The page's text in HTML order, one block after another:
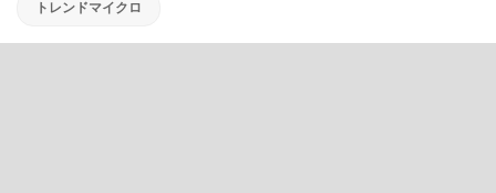
トレンドマイクロ